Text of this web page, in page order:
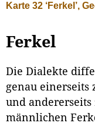
Karte 32 ‘Ferkel’,
Ferkel
Die Dialekte
genau einerseits
und
männlichen